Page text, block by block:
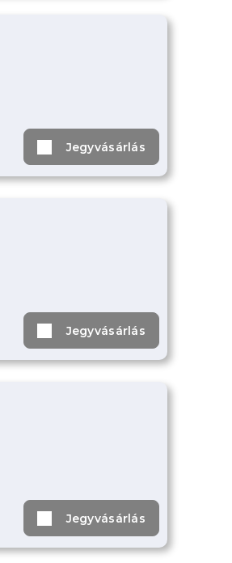
Jegyvásárlás
Jegyvásárlás
Jegyvásárlás